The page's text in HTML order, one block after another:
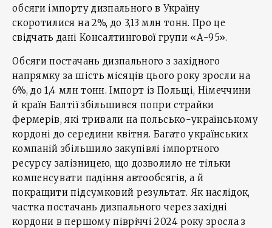
обсяги імпорту дизпального в Україну
скоротилися на 2%, до 3,13 млн тонн. Про це
свідчать дані Консалтингової групи «А-95».
Обсяги постачань дизпального з західного
напрямку за шість місяців цього року зросли на
6%, до 1,4 млн тонн. Імпорт із Польщі, Німеччини
й країн Балтії збільшився попри страйки
фермерів, які тривали на польсько-українському
кордоні до середини квітня. Багато українських
компаній збільшило закупівлі імпортного
ресурсу залізницею, що дозволило не тільки
компенсувати падіння автообсягів, а й
покращити підсумковий результат. Як наслідок,
частка постачань дизпального через західні
кордони в першому півріччі 2024 року зросла з